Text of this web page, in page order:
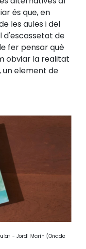
és que, en
les aules i del
d'escassetat de
fer pensar què
obviar la realitat
un element de
- Jordi Marín (Onada